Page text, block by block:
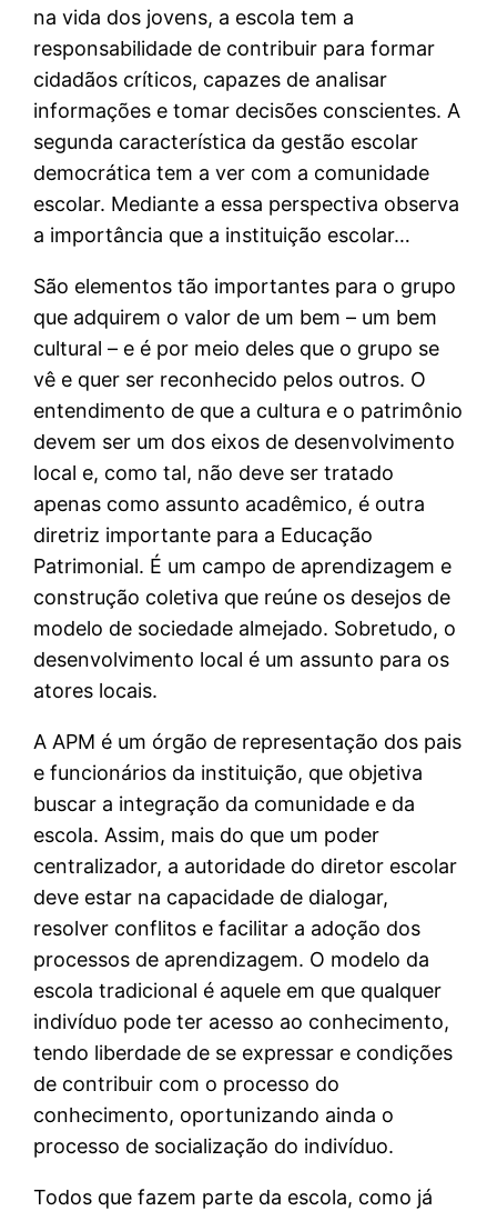
na vida dos jovens, a escola tem a
responsabilidade de contribuir para formar
cidadãos críticos, capazes de analisar
informações e tomar decisões conscientes. A
segunda característica da gestão escolar
democrática tem a ver com a comunidade
escolar. Mediante a essa perspectiva observa
a importância que a instituição escolar…
São elementos tão importantes para o grupo
que adquirem o valor de um bem – um bem
cultural – e é por meio deles que o grupo se
vê e quer ser reconhecido pelos outros. O
entendimento de que a cultura e o patrimônio
devem ser um dos eixos de desenvolvimento
local e, como tal, não deve ser tratado
apenas como assunto acadêmico, é outra
diretriz importante para a Educação
Patrimonial. É um campo de aprendizagem e
construção coletiva que reúne os desejos de
modelo de sociedade almejado. Sobretudo, o
desenvolvimento local é um assunto para os
atores locais.
A APM é um órgão de representação dos pais
e funcionários da instituição, que objetiva
buscar a integração da comunidade e da
escola. Assim, mais do que um poder
centralizador, a autoridade do diretor escolar
deve estar na capacidade de dialogar,
resolver conflitos e facilitar a adoção dos
processos de aprendizagem. O modelo da
escola tradicional é aquele em que qualquer
indivíduo pode ter acesso ao conhecimento,
tendo liberdade de se expressar e condições
de contribuir com o processo do
conhecimento, oportunizando ainda o
processo de socialização do indivíduo.
Todos que fazem parte da escola, como já